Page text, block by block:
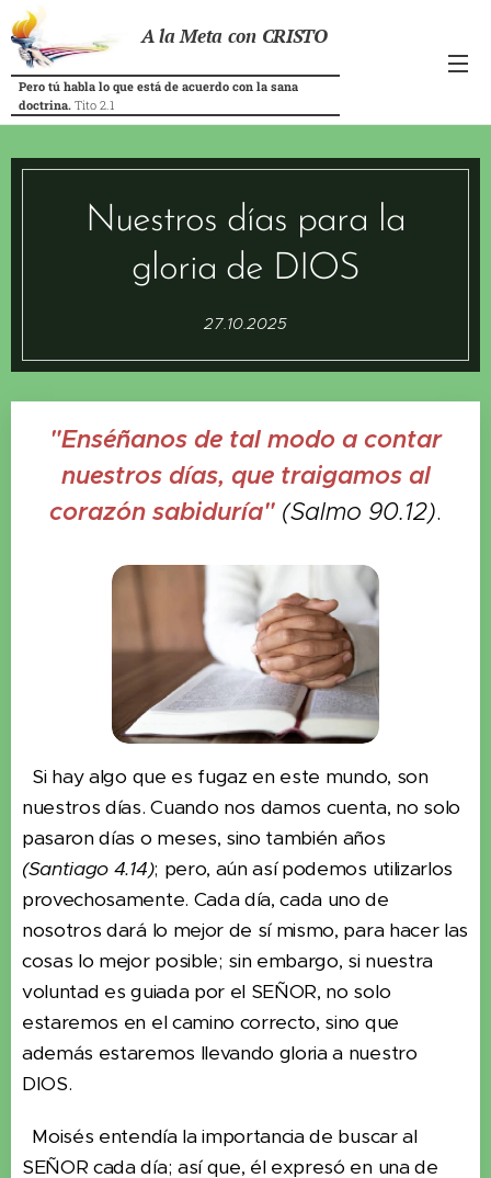
A la Meta con CRISTO
Pero tú habla lo que está de acuerdo con la sana
doctrina. Tito 2.1
Nuestros días para la
gloria de DIOS
27.10.2025
"Enséñanos de tal modo a contar
nuestros días, que traigamos al
corazón sabiduría" (Salmo 90.12).
Si hay algo que es fugaz en este mundo, son
nuestros días. Cuando nos damos cuenta, no solo
pasaron días o meses, sino también años
(Santiago 4.14); pero, aún así podemos utilizarlos
provechosamente. Cada día, cada uno de
nosotros dará lo mejor de sí mismo, para hacer las
cosas lo mejor posible; sin embargo, si nuestra
voluntad es guiada por el SEÑOR, no solo
estaremos en el camino correcto, sino que
además estaremos llevando gloria a nuestro
DIOS.
Moisés entendía la importancia de buscar al
SEÑOR cada día; así que, él expresó en una de